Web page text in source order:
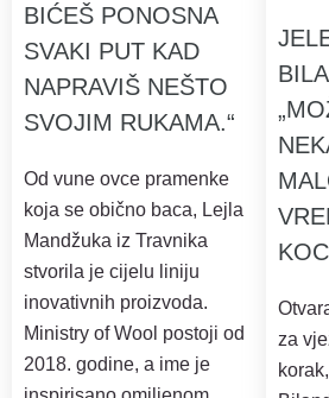
BIĆEŠ PONOSNA
SVAKI PUT KAD
NAPRAVIŠ NEŠTO
SVOJIM RUKAMA.“
Od vune ovce pramenke
koja se obično baca, Lejla
Mandžuka iz Travnika
stvorila je cijelu liniju
inovativnih proizvoda.
Ministry of Wool postoji od
2018. godine, a ime je
za